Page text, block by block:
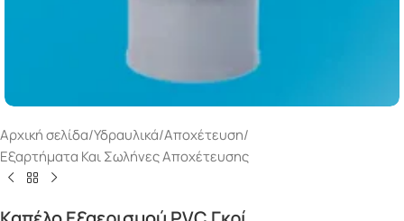
Αρχική σελίδα/Υδραυλικά/Αποχέτευση/
Εξαρτήματα Και Σωλήνες Αποχέτευσης